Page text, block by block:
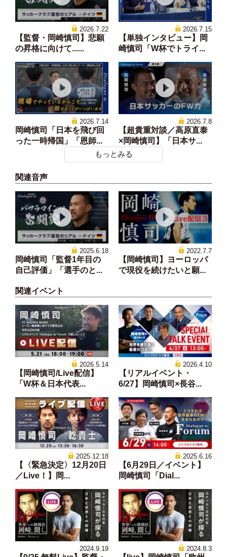
2026.7.22
【監督・岡崎慎司】悲願
の昇格に向けて......
2026.7.15
【単独インタビュー】岡
崎慎司「W杯でトライ...
2026.7.14
岡崎慎司「日本を飛び回
った一時帰国」「恩師...
2026.7.8
【超貴重対談／高原直泰
×岡崎慎司】「日本サ...
もっとみる
関連音声
2025.6.18
岡崎慎司「監督1年目の
自己評価」「選手のと...
2022.7.7
【岡崎慎司】ヨーロッパ
で現役を続けたいと願...
関連イベント
2026.5.14
【岡崎慎司/Live配信】
「W杯＆日本代表...
2026.4.10
【リアルイベント・
6/27】岡崎慎司×長谷...
2025.12.18
【〈緊急決定〉12月20日
／Live！】岡...
2025.6.16
【6月29日／イベント】
岡崎慎司「Dial...
2024.9.19 2024.8.3